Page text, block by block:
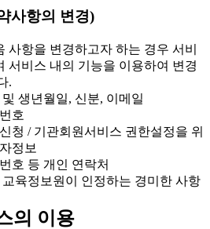
사항의 변경)
사항을 변경하고자 하는 경우 서비
서비스 내의 기능을 이용하여 변경
.
생년월일, 신분, 이메일
호
청 / 기관회원서비스 권한설정을 위
정보
호 등 개인 연락처
육정보원이 인정하는 경미한 사항
의 이용